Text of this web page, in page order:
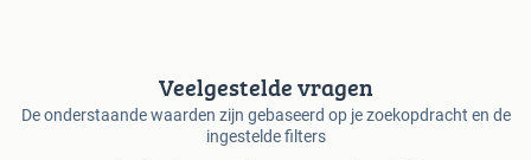
Veelgestelde vragen
De onderstaande waarden zijn gebaseerd op je zoekopdracht en de
ingestelde filters